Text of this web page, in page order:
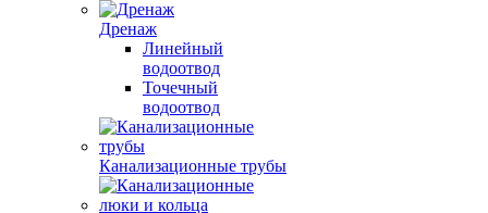
Дренаж
Линейный
водоотвод
Точечный
водоотвод
Канализационные трубы